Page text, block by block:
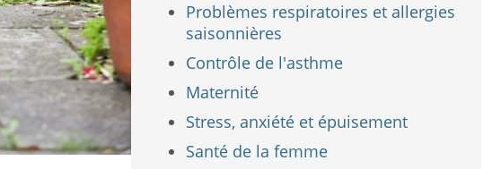
Problèmes respiratoires et allergies
saisonnières
Contrôle de l'asthme
Maternité
Stress, anxiété et épuisement
Santé de la femme